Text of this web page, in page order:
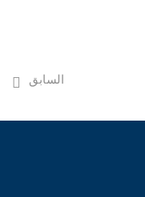
السابق